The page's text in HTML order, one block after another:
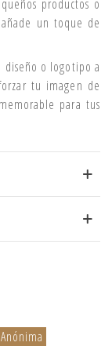
productos o
un toque de
diseño o logotipo a
tu imagen de
para tus
Anónima